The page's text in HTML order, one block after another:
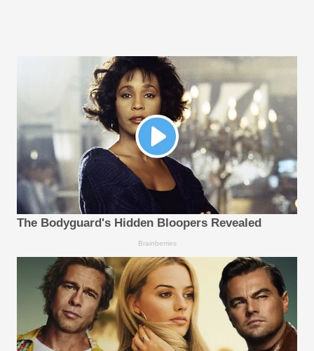
The Bodyguard's Hidden Bloopers Revealed
Brainberries